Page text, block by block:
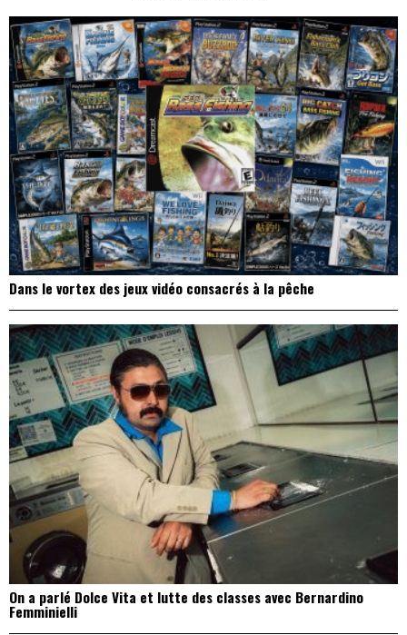
Dans le vortex des jeux vidéo consacrés à la pêche
On a parlé Dolce Vita et lutte des classes avec Bernardino
Femminielli